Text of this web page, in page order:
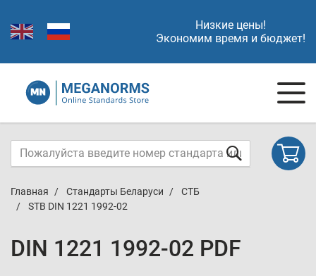
Низкие цены!
Экономим время и бюджет!
Главная Стандарты Беларуси
СТБ
STB DIN 1221 1992-02
DIN 1221 1992-02 PDF